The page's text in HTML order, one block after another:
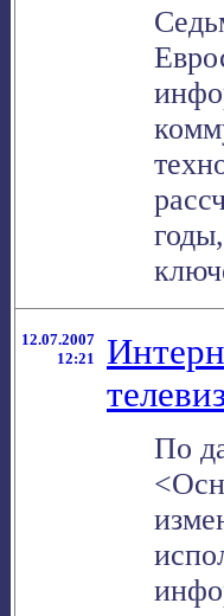
12.07.2007
12:21
По